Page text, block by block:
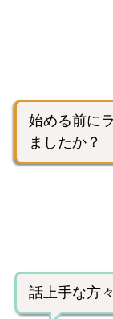
始める前に
ましたか？
話上手な方